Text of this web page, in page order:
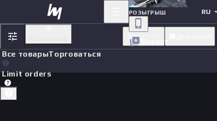
РОЗЫГРЫШ
Маркет
RU
Простой
Все товарыТорговаться
Limit orders